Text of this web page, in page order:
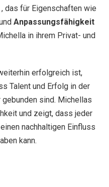
, das für Eigenschaften wie
Anpassungsfähigkeit
in ihrem Privat- und
erfolgreich ist,
Talent und Erfolg in der
sind. Michellas
und zeigt, dass jeder
nachhaltigen Einfluss
kann.